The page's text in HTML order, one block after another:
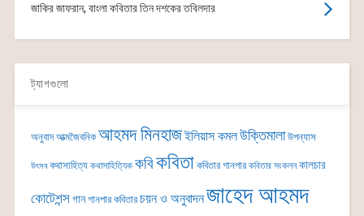
জাকির জাফরান, বাংলা কবিতার তিন দশকের তবিলদার
ট্যাগগুলো
অনুবাদ আত্মজৈবনিক আহমদ মিনহাজইলিয়াস কমলউক্তিমালা উপন্যাস
উৎসব কথাসাহিত্য কথাসাহিত্যিক কবিকবিতা কবিতার গানপার কবিতার সংকলন কালচার
কোটেশন্সগান গানপার কবিতার চয়ন ও অনুবাদনজাহেদ আহমদ